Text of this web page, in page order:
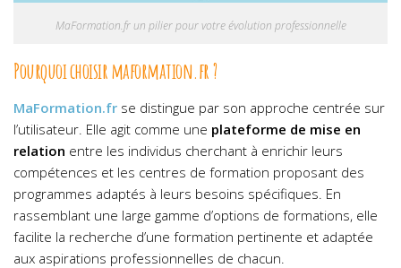
MaFormation.fr un pilier pour votre évolution professionnelle
Pourquoi choisir maformation.fr ?
MaFormation.fr se distingue par son approche centrée sur
l’utilisateur. Elle agit comme une plateforme de mise en
relation entre les individus cherchant à enrichir leurs
compétences et les centres de formation proposant des
programmes adaptés à leurs besoins spécifiques. En
rassemblant une large gamme d’options de formations, elle
facilite la recherche d’une formation pertinente et adaptée
aux aspirations professionnelles de chacun.